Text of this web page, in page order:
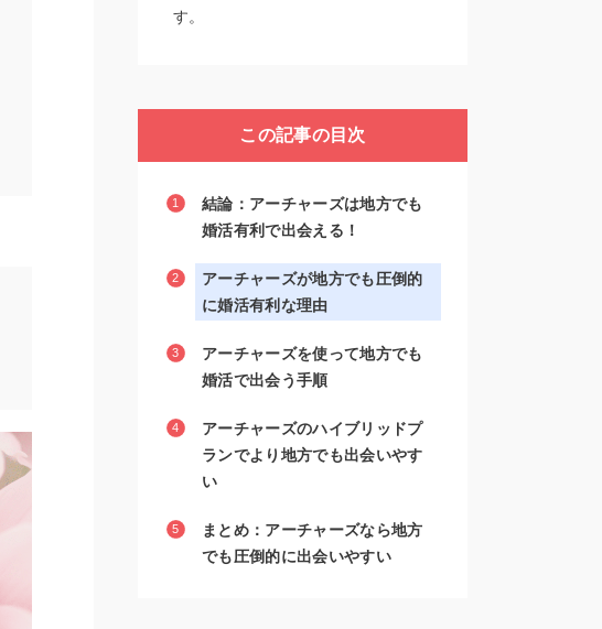
す。
この記事の目次
結論：アーチャーズは地方でも
婚活有利で出会える！
アーチャーズが地方でも圧倒的
に婚活有利な理由
アーチャーズを使って地方でも
婚活で出会う手順
アーチャーズのハイブリッドプ
ランでより地方でも出会いやす
い
まとめ：アーチャーズなら地方
でも圧倒的に出会いやすい